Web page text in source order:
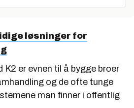
løsninger for
K2 er evnen til å bygge broer
og de ofte tunge
man finner i offentlig